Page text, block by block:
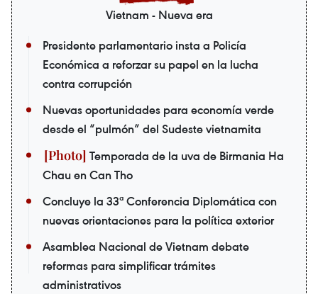
Vietnam - Nueva era
Presidente parlamentario insta a Policía
Económica a reforzar su papel en la lucha
contra corrupción
Nuevas oportunidades para economía verde
desde el “pulmón” del Sudeste vietnamita
Temporada de la uva de Birmania Ha
Chau en Can Tho
Concluye la 33ª Conferencia Diplomática con
nuevas orientaciones para la política exterior
Asamblea Nacional de Vietnam debate
reformas para simplificar trámites
administrativos